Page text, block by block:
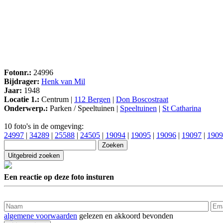
Fotonr.: 24996
Bijdrager: Henk van Mil
Jaar: 1948
Locatie 1.: Centrum | 112 Bergen
Don Boscostraat
Onderwerp.: Parken / Speeltuinen | Speeltuinen St Catharina
10 foto's in de omgeving:
24997
34289 25588 24505 19094 19095 19096 19097
Een reactie op deze foto insturen
algemene voorwaarden gelezen en akkoord bevonden